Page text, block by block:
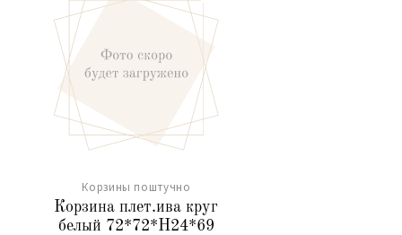
Корзины поштучно
Корзина плет.ива круг
белый 72*72*H24*69